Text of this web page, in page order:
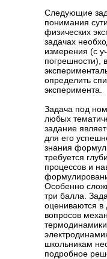
Следующие
понимания
физических
задачах
измерения (с
погрешности),
определить
эксперимента.
Задача под
любых
задание
для его
знания формул
требуется
процессов и
Особенно
три балла.
оцениваются в
вопросов
школьникам
подробное